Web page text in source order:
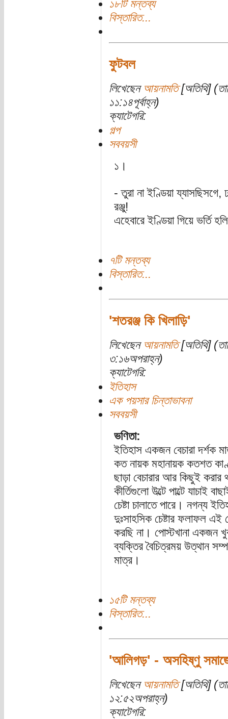
১৮টি মন্তব্য
বিস্তারিত...
ফুটবল
লিখেছেন আয়নামতি[অতিথি]
১১:১৪পূর্বাহ্ন)
ক্যাটেগরি:
গল্প
সববয়সী
১।
- তুরা না ইণ্ডিয়া য্যাসছিসগে,
রঞ্জু!
এহেবারে ইণ্ডিয়া গিয়ে ভর্তি
৭টি মন্তব্য
বিস্তারিত...
'শতরঞ্জ কি খিলাড়ি'
লিখেছেন আয়নামতি[অতিথি]
৩:১৬অপরাহ্ন)
ক্যাটেগরি:
ইতিহাস
এক পয়সার চিন্তাভাবনা
সববয়সী
ভণিতা:
ইতিহাস একজন বেচারা
কত নায়ক মহানায়ক কতশত
ছাড়া বেচারার আর কিছুই
কীর্তিগুলো উল্টে পাল্টে যাচাই
চেষ্টা চালাতে পারে। নগন্য
দুঃসাহসিক চেষ্টার ফলাফল এই
করছি না। পোস্টখানা একজন
ব্যক্তির বৈচিত্রময় উত্থান
মাত্র।
১৫টি মন্তব্য
বিস্তারিত...
'আলিগড়' - অসহিষ্ণু
লিখেছেন আয়নামতি[অতিথি]
১২:৫২অপরাহ্ন)
ক্যাটেগরি: